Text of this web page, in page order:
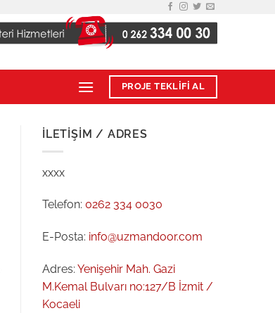
PROJE TEKLİFİ AL
İLETIŞIM / ADRES
xxxx
Telefon: 0262 334 0030
E-Posta: info@uzmandoor.com
Adres: Yenişehir Mah. Gazi
M.Kemal Bulvarı no:127/B İzmit /
Kocaeli